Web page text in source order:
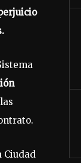
Ciudad